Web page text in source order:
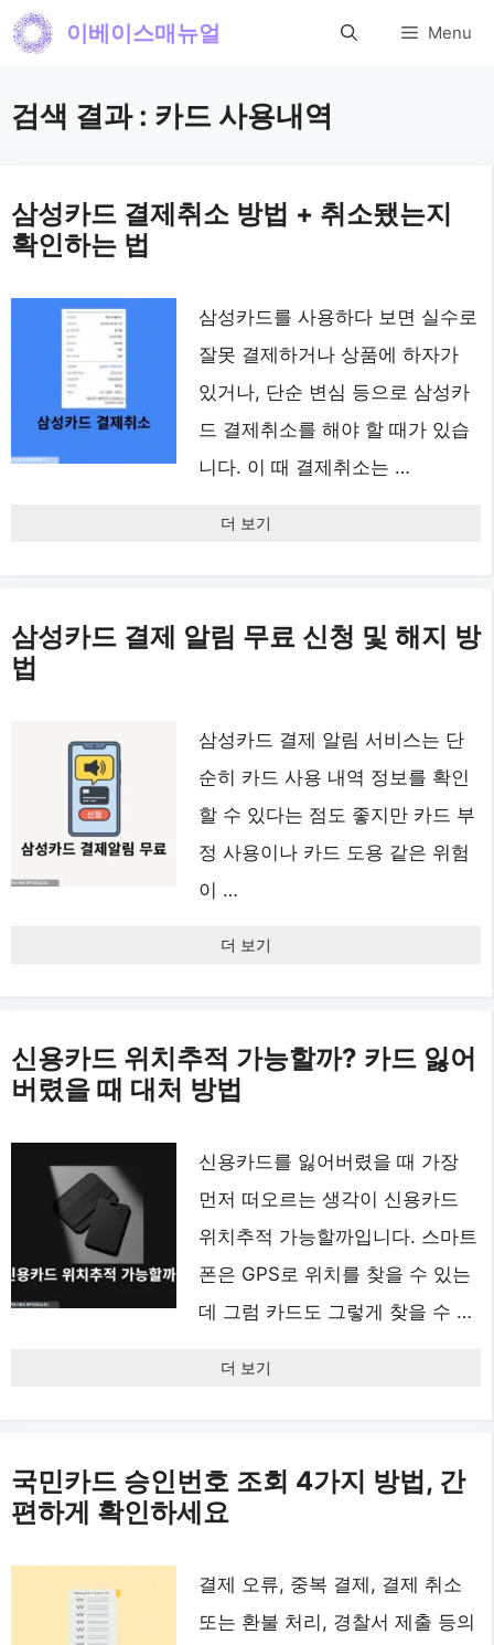
컨
로
너
뛰
이베이스매뉴얼 Menu
검색 결과 : 카드 사용내역
삼성카드 결제취소 방법 + 취소됐는지
확인하는 법
삼성카드를 사용하다 보면 실수로
잘못 결제하거나 상품에 하자가
있거나, 단순 변심 등으로 삼성카
드 결제취소를 해야 할 때가 있습
니다. 이 때 결제취소는 …
더 보기
삼성카드 결제 알림 무료 신청 및 해지 방
법
삼성카드 결제 알림 서비스는 단
순히 카드 사용 내역 정보를 확인
할 수 있다는 점도 좋지만 카드 부
정 사용이나 카드 도용 같은 위험
이 …
더 보기
신용카드 위치추적 가능할까? 카드 잃어
버렸을 때 대처 방법
신용카드를 잃어버렸을 때 가장
먼저 떠오르는 생각이 신용카드
위치추적 가능할까입니다. 스마트
폰은 GPS로 위치를 찾을 수 있는
데 그럼 카드도 그렇게 찾을 수 …
더 보기
국민카드 승인번호 조회 4가지 방법, 간
편하게 확인하세요
결제 오류, 중복 결제, 결제 취소
또는 환불 처리, 경찰서 제출 등의